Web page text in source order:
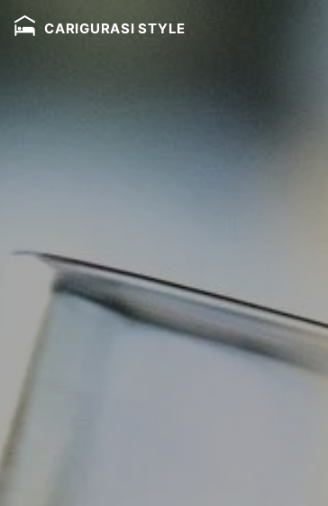
CARIGURASI STYLE